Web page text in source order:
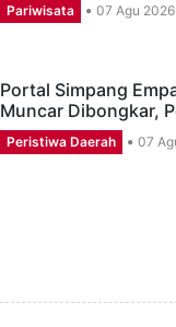
Pariwisata 07 Agu 2026
Portal Simpang
Muncar Dibongkar,
Peristiwa Daerah 07